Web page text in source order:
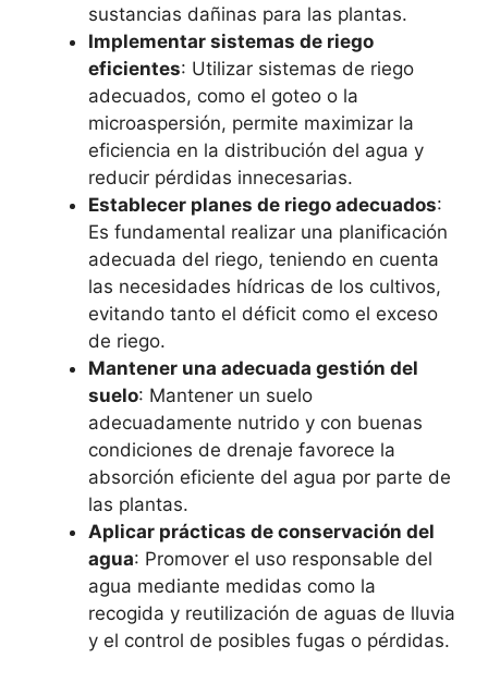
sustancias dañinas para las plantas.
Implementar sistemas de riego
eficientes: Utilizar sistemas de riego
adecuados, como el goteo o la
microaspersión, permite maximizar la
eficiencia en la distribución del agua y
reducir pérdidas innecesarias.
Establecer planes de riego adecuados:
Es fundamental realizar una planificación
adecuada del riego, teniendo en cuenta
las necesidades hídricas de los cultivos,
evitando tanto el déficit como el exceso
de riego.
Mantener una adecuada gestión del
suelo: Mantener un suelo
adecuadamente nutrido y con buenas
condiciones de drenaje favorece la
absorción eficiente del agua por parte de
las plantas.
Aplicar prácticas de conservación del
agua: Promover el uso responsable del
agua mediante medidas como la
recogida y reutilización de aguas de lluvia
y el control de posibles fugas o pérdidas.